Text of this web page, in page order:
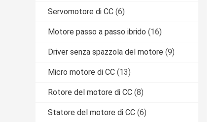
Servomotore di CC (6)
Motore passo a passo ibrido (16)
Driver senza spazzola del motore (9)
Micro motore di CC (13)
Rotore del motore di CC (8)
Statore del motore di CC (6)